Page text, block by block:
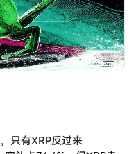
只有XRP反过来